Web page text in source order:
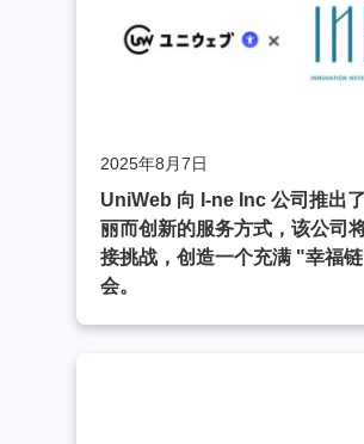
2025年8月7日
UniWeb 向 I-ne Inc 公司推出
丽而创新的服务方式，该公司
接挑战，创造一个充满 "幸福
会。